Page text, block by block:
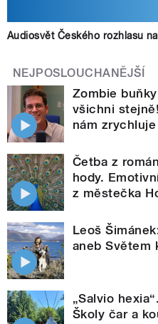
Audiosvět Českého rozhlasu
NEJPOSLOUCHANĚJŠÍ
Zombie
všichni
nám
Četba z
hody.
z městečka
Leoš
aneb Světem
„Salvio
Školy čar a